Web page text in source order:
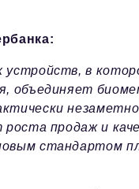
в
объединяет
продаж и
стандартом